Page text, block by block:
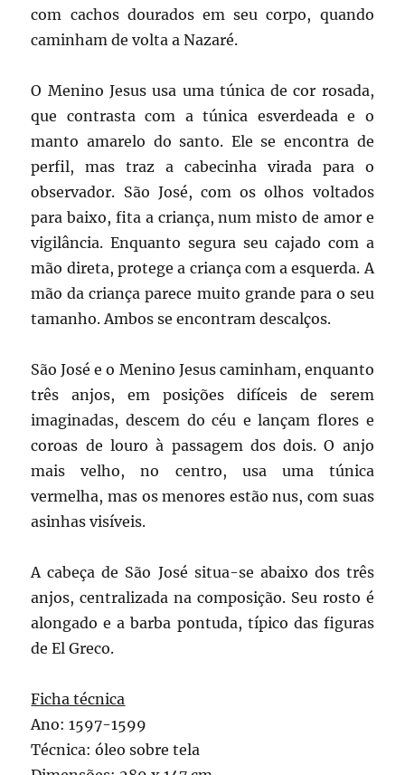
com cachos dourados em seu corpo, quando
caminham de volta a Nazaré.
O Menino Jesus usa uma túnica de cor rosada,
que contrasta com a túnica esverdeada e o
manto amarelo do santo. Ele se encontra de
perfil, mas traz a cabecinha virada para o
observador. São José, com os olhos voltados
para baixo, fita a criança, num misto de amor e
vigilância. Enquanto segura seu cajado com a
mão direta, protege a criança com a esquerda. A
mão da criança parece muito grande para o seu
tamanho. Ambos se encontram descalços.
São José e o Menino Jesus caminham, enquanto
três anjos, em posições difíceis de serem
imaginadas, descem do céu e lançam flores e
coroas de louro à passagem dos dois. O anjo
mais velho, no centro, usa uma túnica
vermelha, mas os menores estão nus, com suas
asinhas visíveis.
A cabeça de São José situa-se abaixo dos três
anjos, centralizada na composição. Seu rosto é
alongado e a barba pontuda, típico das figuras
de El Greco.
Ficha técnica
Ano: 1597-1599
Técnica: óleo sobre tela